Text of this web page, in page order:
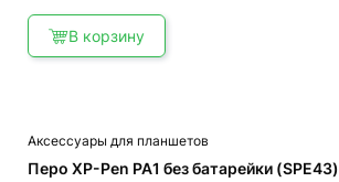
В корзину
Аксессуары для планшетов
Перо XP-Pen PA1 без батарейки (SPE43)